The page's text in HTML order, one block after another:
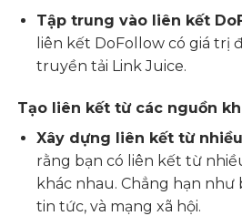
Tập trung vào liên kết
liên kết DoFollow có giá trị
truyền tải Link Juice.
Tạo liên kết từ các nguồn
Xây dựng liên kết từ
rằng bạn có liên kết từ
khác nhau. Chẳng hạn như
tin tức, và mạng xã hội.